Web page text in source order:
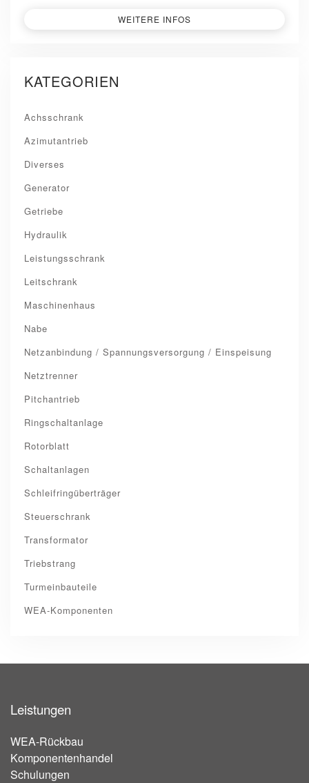
WEITERE INFOS
KATEGORIEN
Achsschrank
Azimutantrieb
Diverses
Generator
Getriebe
Hydraulik
Leistungsschrank
Leitschrank
Maschinenhaus
Nabe
Netzanbindung / Spannungsversorgung / Einspeisung
Netztrenner
Pitchantrieb
Ringschaltanlage
Rotorblatt
Schaltanlagen
Schleifringüberträger
Steuerschrank
Transformator
Triebstrang
Turmeinbauteile
WEA-Komponenten
Leistungen
WEA-Rückbau
Komponentenhandel
Schulungen